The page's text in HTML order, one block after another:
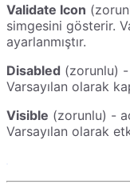
Validate Icon
simgesini gösterir.
ayarlanmıştır.
Disabled (zorunlu) -
Varsayılan olarak
Visible (zorunlu) -
Varsayılan olarak